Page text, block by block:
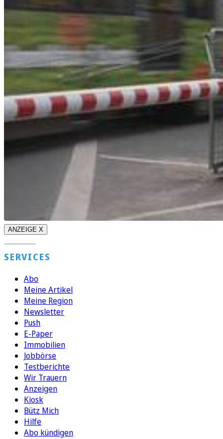
ANZEIGE X
SERVICES
Abo
Meine Artikel
Meine Region
Newsletter
Push
E-Paper
Immobilien
Jobbörse
Testberichte
Wir Trauern
Anzeigen
Kiosk
Bütz Mich
Hilfe
Abo kündigen